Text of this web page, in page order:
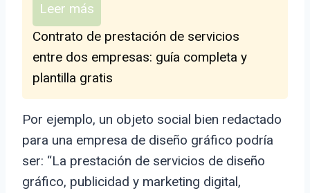
Leer más
Contrato de prestación de servicios
entre dos empresas: guía completa y
plantilla gratis
Por ejemplo, un objeto social bien redactado
para una empresa de diseño gráfico podría
ser: “La prestación de servicios de diseño
gráfico, publicidad y marketing digital,